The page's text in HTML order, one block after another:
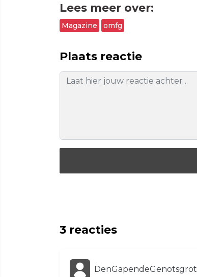
Lees meer over:
Magazine omfg
Plaats reactie
3 reacties
DenGapendeGenotsgrot